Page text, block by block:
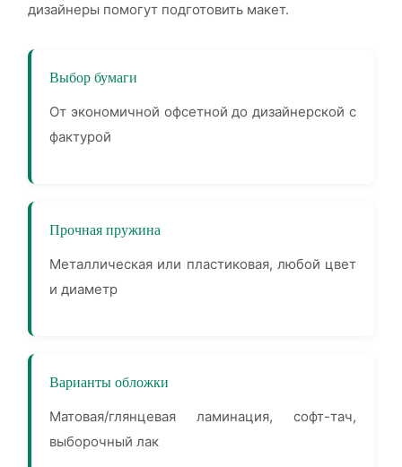
дизайнеры помогут подготовить макет.
Выбор бумаги
От экономичной офсетной до дизайнерской с
фактурой
Прочная пружина
Металлическая или пластиковая, любой цвет
и диаметр
Варианты обложки
Матовая/глянцевая ламинация, софт-тач,
выборочный лак